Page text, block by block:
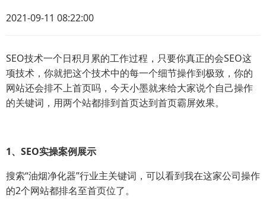
2021-09-11 08:22:00
SEO技术一个日积月累的工作过程，只要你真正的会SEO这
项技术，你就把这个技术中的每一个细节操作到极致，你的
网站还会排不上首页吗，今天小墨就来给大家说个自己操作
的关键词，用两个站都排到首页达到首页霸屏效果。
1、SEO实操案例展示
搜索“油烟净化器”行业主关键词，可以看到我在这家公司操作
的2个网站都排名至首页位了。